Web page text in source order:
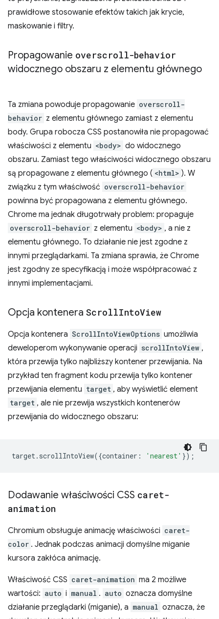
prawidłowe stosowanie efektów takich jak krycie,
maskowanie i filtry.
Propagowanie overscroll-behavior
widocznego obszaru z elementu głównego
Ta zmiana powoduje propagowanie overscroll-
behavior z elementu głównego zamiast z elementu
body. Grupa robocza CSS postanowiła nie propagować
właściwości z elementu <body> do widocznego
obszaru. Zamiast tego właściwości widocznego obszaru
są propagowane z elementu głównego ( <html> ). W
związku z tym właściwość overscroll-behavior
powinna być propagowana z elementu głównego.
Chrome ma jednak długotrwały problem: propaguje
overscroll-behavior z elementu <body> , a nie z
elementu głównego. To działanie nie jest zgodne z
innymi przeglądarkami. Ta zmiana sprawia, że Chrome
jest zgodny ze specyfikacją i może współpracować z
innymi implementacjami.
Opcja kontenera ScrollIntoView
Opcja kontenera ScrollIntoViewOptions umożliwia
deweloperom wykonywanie operacji scrollIntoView ,
która przewija tylko najbliższy kontener przewijania. Na
przykład ten fragment kodu przewija tylko kontener
przewijania elementu target , aby wyświetlić element
target , ale nie przewija wszystkich kontenerów
przewijania do widocznego obszaru:
target. scrollIntoView({container : 'nearest' });
Dodawanie właściwości CSS caret-
animation
Chromium obsługuje animację właściwości caret-
color . Jednak podczas animacji domyślne miganie
kursora zakłóca animację.
Właściwość CSS caret-animation ma 2 możliwe
wartości: auto i manual . auto oznacza domyślne
działanie przeglądarki (miganie), a manual oznacza, że